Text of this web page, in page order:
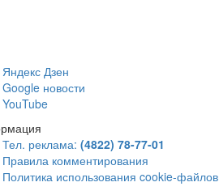
Яндекс Дзен
Google новости
YouTube
Тел. реклама: (4822) 78-77-01
Правила комментирования
Политика использования cookie-файлов